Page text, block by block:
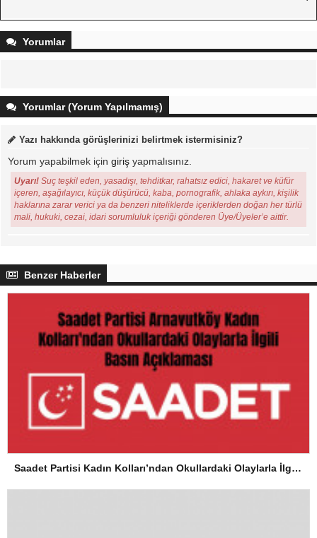
Yorumlar
Yorumlar (Yorum Yapılmamış)
Yazı hakkında görüşlerinizi belirtmek istermisiniz?
Yorum yapabilmek için giriş yapmalısınız.
Uyarı! Suç teşkil eden, yasadışı, tehditkar, rahatsız edici, hakaret ve küfür
içeren, aşağılayıcı, küçük düşürücü, kaba, pornografik, ahlaka aykırı, kişilik
haklarına zarar verici ya da benzeri niteliklerde içeriklerden doğan her türlü
mali, hukuki, cezai, idari sorumluluk içeriği gönderen Üye/Üyeler’e aittir.
Benzer Haberler
Saadet Partisi Kadın Kolları’ndan Okullardaki Olaylarla İlgili Basın Açıklaması